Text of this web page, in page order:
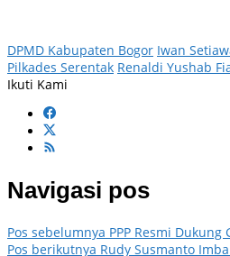
DPMD Kabupaten Bogor Iwan
Pilkades Serentak Renaldi Yushab
Ikuti Kami
Navigasi pos
Pos sebelumnya PPP Resmi Dukung
Pos berikutnya Rudy Susmanto